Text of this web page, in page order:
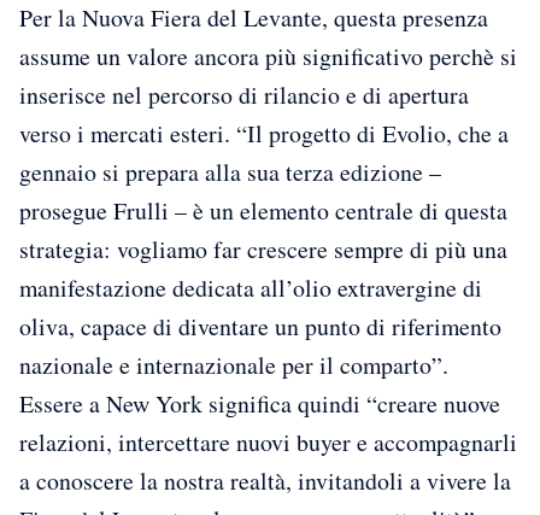
Per la Nuova Fiera del Levante, questa presenza
assume un valore ancora più significativo perchè si
inserisce nel percorso di rilancio e di apertura
verso i mercati esteri. “Il progetto di Evolio, che a
gennaio si prepara alla sua terza edizione –
prosegue Frulli – è un elemento centrale di questa
strategia: vogliamo far crescere sempre di più una
manifestazione dedicata all’olio extravergine di
oliva, capace di diventare un punto di riferimento
nazionale e internazionale per il comparto”.
Essere a New York significa quindi “creare nuove
relazioni, intercettare nuovi buyer e accompagnarli
a conoscere la nostra realtà, invitandoli a vivere la